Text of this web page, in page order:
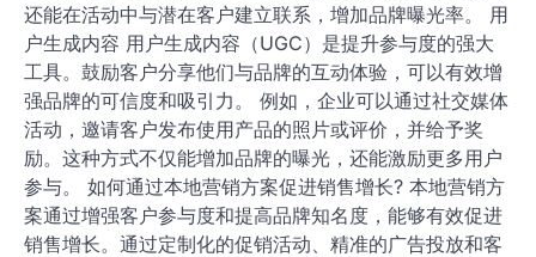
还能在活动中与潜在客户建立联系，增加品牌曝光率。 用
户生成内容 用户生成内容（UGC）是提升参与度的强大
工具。鼓励客户分享他们与品牌的互动体验，可以有效增
强品牌的可信度和吸引力。 例如，企业可以通过社交媒体
活动，邀请客户发布使用产品的照片或评价，并给予奖
励。这种方式不仅能增加品牌的曝光，还能激励更多用户
参与。 如何通过本地营销方案促进销售增长? 本地营销方
案通过增强客户参与度和提高品牌知名度，能够有效促进
销售增长。通过定制化的促销活动、精准的广告投放和客